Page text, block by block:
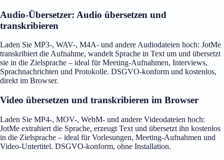
Audio-Übersetzer: Audio übersetzen und
transkribieren
Laden Sie MP3-, WAV-, M4A- und andere Audiodateien hoch: JotMe
transkribiert die Aufnahme, wandelt Sprache in Text um und übersetzt
sie in die Zielsprache – ideal für Meeting-Aufnahmen, Interviews,
Sprachnachrichten und Protokolle. DSGVO-konform und kostenlos,
direkt im Browser.
Video übersetzen und transkribieren im Browser
Laden Sie MP4-, MOV-, WebM- und andere Videodateien hoch:
JotMe extrahiert die Sprache, erzeugt Text und übersetzt ihn kostenlos
in die Zielsprache – ideal für Vorlesungen, Meeting-Aufnahmen und
Video-Untertitel. DSGVO-konform, ohne Installation.